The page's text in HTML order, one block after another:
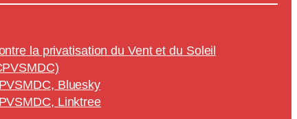
la privatisation du Vent et du Soleil
Bluesky
Linktree